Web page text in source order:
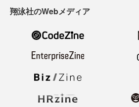
翔泳社のWebメディア